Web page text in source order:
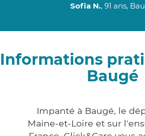
Sofia N., 91 ans,
Informations
Baugé
Impanté à Baugé, le
Maine-et-Loire et sur